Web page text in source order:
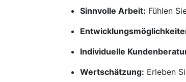
Sinnvolle Arbeit: Fühlen
Individuelle
Wertschätzung: Erleben